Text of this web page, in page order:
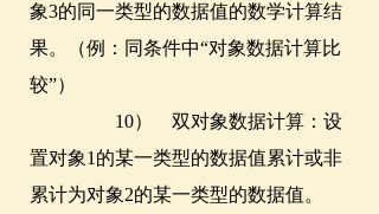
象3的同一类型的数据值的数学计算结
果。（例：同条件中“对象数据计算比
较”）
10） 双对象数据计算：设
置对象1的某一类型的数据值累计或非
累计为对象2的某一类型的数据值。